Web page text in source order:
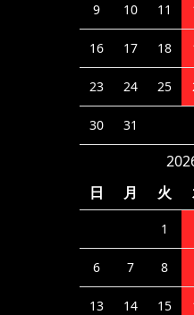
9 10 11
16 17 18
23 24 25
30 31
日
月 火
1
6 7 8
13 14 15